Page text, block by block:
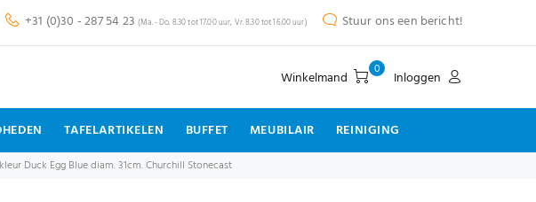
+31 (0)30 - 287 54 23 (Ma. - Do. 8.30 tot 17.00 uur, Vr. 8.30 tot 16.00 uur) Stuur ons een bericht!
Winkelmand 0 Inloggen
TAFELARTIKELEN BUFFET MEUBILAIR REINIGING
Duck Egg Blue diam. 31cm. Churchill Stonecast